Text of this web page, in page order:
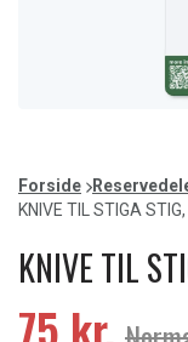
of
2
Forside
KNIVE TIL STIGA
KNIVE TIL
75 kr.